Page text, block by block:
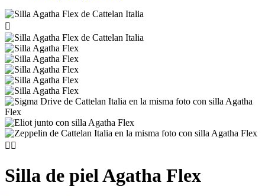

 
Silla de piel Agatha Flex